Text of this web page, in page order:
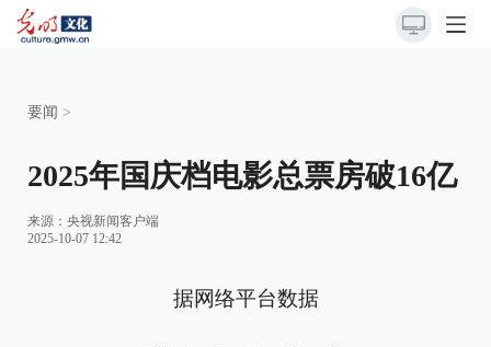
要闻 >
2025年国庆档电影总票房破16亿
来源： 央视新闻客户端
2025-10-07 12:42
据网络平台数据